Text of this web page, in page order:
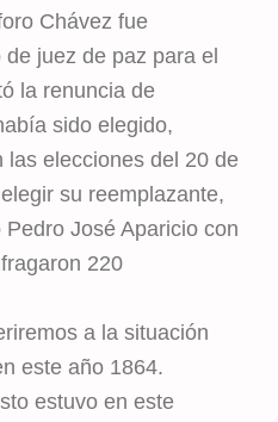
Chávez fue
juez de paz para el
la renuncia de
sido elegido,
las elecciones del 20 de
su reemplazante,
José Aparicio con
220
a la situación
este año 1864.
estuvo en este